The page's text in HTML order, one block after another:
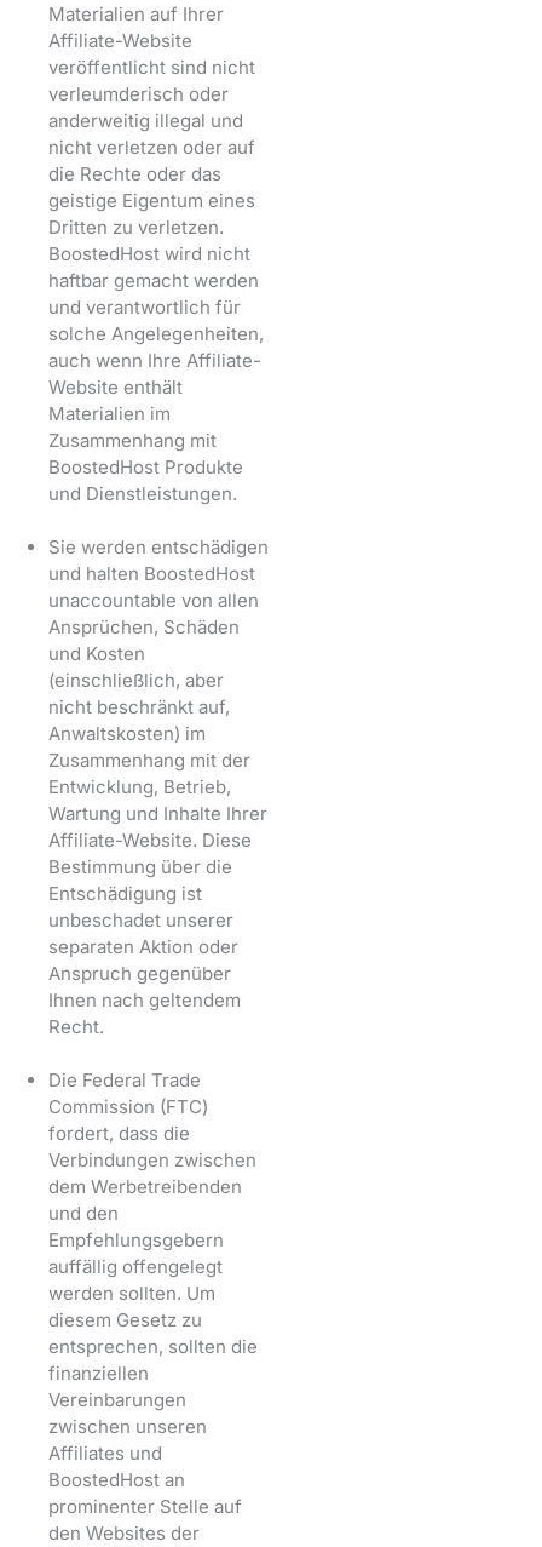
Materialien auf Ihrer
Affiliate-Website
veröffentlicht sind nicht
verleumderisch oder
anderweitig illegal und
nicht verletzen oder auf
die Rechte oder das
geistige Eigentum eines
Dritten zu verletzen.
BoostedHost wird nicht
haftbar gemacht werden
und verantwortlich für
solche Angelegenheiten,
auch wenn Ihre Affiliate-
Website enthält
Materialien im
Zusammenhang mit
BoostedHost Produkte
und Dienstleistungen.
Sie werden entschädigen
und halten BoostedHost
unaccountable von allen
Ansprüchen, Schäden
und Kosten
(einschließlich, aber
nicht beschränkt auf,
Anwaltskosten) im
Zusammenhang mit der
Entwicklung, Betrieb,
Wartung und Inhalte Ihrer
Affiliate-Website. Diese
Bestimmung über die
Entschädigung ist
unbeschadet unserer
separaten Aktion oder
Anspruch gegenüber
Ihnen nach geltendem
Recht.
Die Federal Trade
Commission (FTC)
fordert, dass die
Verbindungen zwischen
dem Werbetreibenden
und den
Empfehlungsgebern
auffällig offengelegt
werden sollten. Um
diesem Gesetz zu
entsprechen, sollten die
finanziellen
Vereinbarungen
zwischen unseren
Affiliates und
BoostedHost an
prominenter Stelle auf
den Websites der